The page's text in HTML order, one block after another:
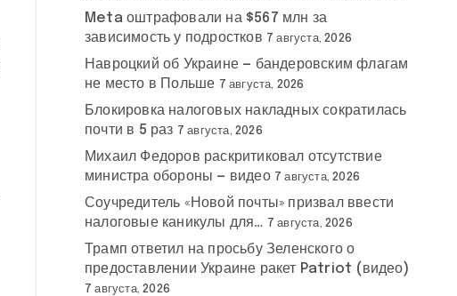
Meta оштрафовали на $567 млн за
зависимость у подростков 7 августа, 2026
Навроцкий об Украине — бандеровским флагам
не место в Польше 7 августа, 2026
Блокировка налоговых накладных сократилась
почти в 5 раз 7 августа, 2026
Михаил Федоров раскритиковал отсутствие
министра обороны — видео 7 августа, 2026
Соучредитель «Новой почты» призвал ввести
налоговые каникулы для… 7 августа, 2026
Трамп ответил на просьбу Зеленского о
предоставлении Украине ракет Patriot (видео)
7 августа, 2026